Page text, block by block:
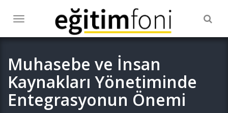
Toggle
Muhasebe ve İnsan
Kaynakları Yönetiminde
Entegrasyonun Önemi